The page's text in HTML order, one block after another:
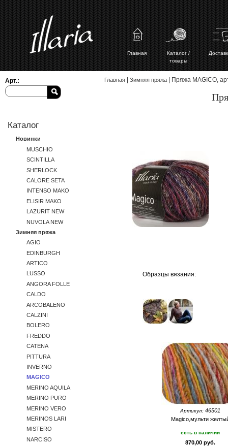
Главная
Каталог /
товары
Арт.:
Каталог
Новинки
MUSCHIO
SCINTILLA
SHERLOCK
CALORE SETA
INTENSO MAKO
ELISIR MAKO
LAZURIT NEW
NUVOLA NEW
Зимняя пряжа
AGIO
EDINBURGH
ARTICO
LUSSO
ANGORA FOLLE
CALDO
ARCOBALENO
CALZINI
BOLERO
FREDDO
CATENA
PITTURA
INVERNO
MAGICO
MERINO AQUILA
MERINO PURO
MERINO VERO
MERINOS LARI
MISTERO
NARCISO
Вы здесь
Главная Зимняя пряжа | Пряжа MAGICO,
Образцы вязания:
Артикул: 46501
Magico,мульти
есть в наличии
870,00 руб.